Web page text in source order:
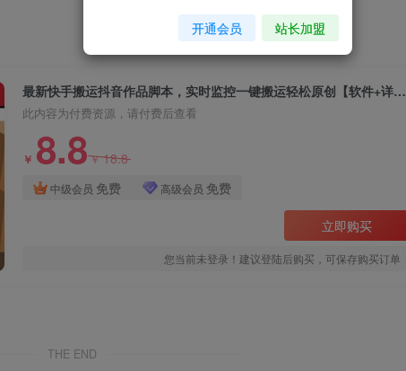
最新快手搬运抖音作品脚本，实时监控一键搬运轻松原创【软件+详细教程】
此内容为付费资源，请付费后查看
￥ 8.8￥18.8
中级会员 免费 高级会员 免费
立即购买
您当前未登录！建议登陆后购买，可保存购买订单
THE END
开通会员 站长加盟